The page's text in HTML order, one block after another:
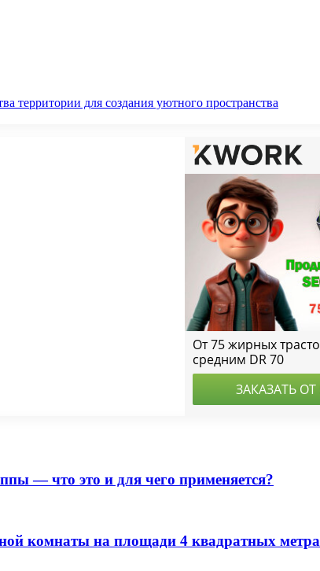
территории для создания уютного пространства
— что это и для чего применяется?
комнаты на площади 4 квадратных метра